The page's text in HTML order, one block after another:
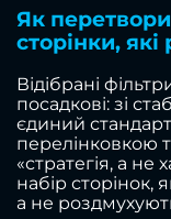
Як
сторінки,
Відібрані
посадкові: зі
єдиний
перелінковкою
«стратегія, а
набір сторінок,
а не